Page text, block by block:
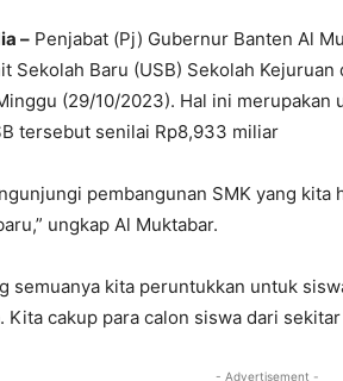
– Penjabat (Pj) Gubernur Banten Al
Sekolah Baru (USB) Sekolah Kejuruan
(29/10/2023). Hal ini
tersebut senilai Rp8,933 miliar
pembangunan SMK yang kita
ungkap Al Muktabar.
semuanya kita peruntukkan untuk
cakup para calon siswa dari sekitar
- Advertisement -